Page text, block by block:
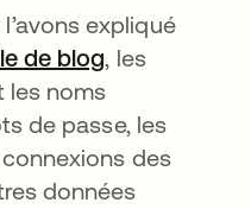
expliqué
de blog, les
les noms
de passe, les
des
données